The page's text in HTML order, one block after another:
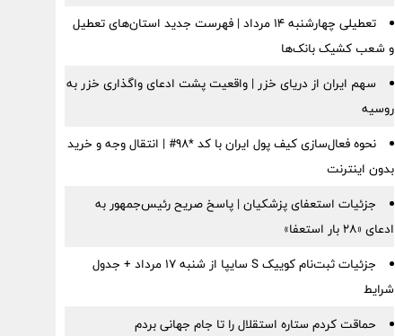
تعطیلی چهارشنبه ۱۴ مرداد | فهرست جدید استان‌های تعطیل
و شعب کشیک بانک‌ها
سهم ایران از دریای خزر | واقعیت پشت ادعای واگذاری خزر به
روسیه
نحوه فعال‌سازی کیف پول ایران با کد *98# | انتقال وجه و خرید
بدون اینترنت
جزئیات استعفای پزشکیان | پاسخ صریح رئیس‌جمهور به
ادعای «۲۸ بار استعفا»
جزئیات ثبت‌نام کوییک S سایپا از شنبه ۱۷ مرداد + جدول
شرایط
حماقت کردم ستاره استقلال را تا جام جهانی بردم